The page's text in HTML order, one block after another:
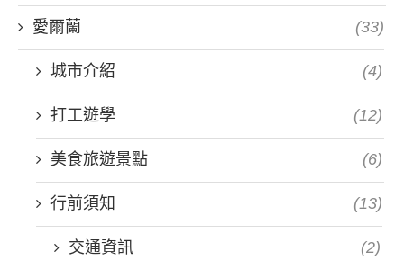
愛爾蘭 (33)
城市介紹 (4)
打工遊學 (12)
美食旅遊景點 (6)
行前須知 (13)
交通資訊 (2)